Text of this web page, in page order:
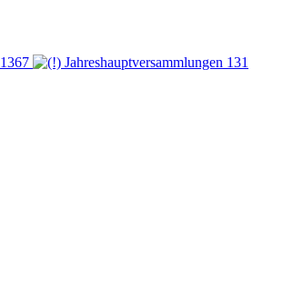
1367 Jahreshauptversammlungen 131